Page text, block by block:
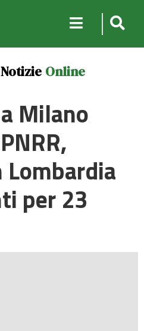
Online
Milano
Lombardia
per 23